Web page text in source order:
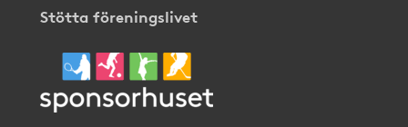
Stötta föreningslivet